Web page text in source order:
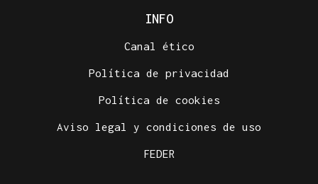
INFO
Canal ético
Política de privacidad
Política de cookies
Aviso legal y condiciones de uso
FEDER